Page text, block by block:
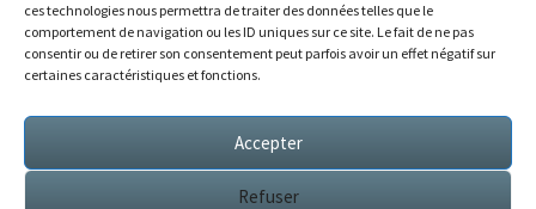
ces technologies nous permettra de traiter des données telles que le
comportement de navigation ou les ID uniques sur ce site. Le fait de ne pas
consentir ou de retirer son consentement peut parfois avoir un effet négatif sur
certaines caractéristiques et fonctions.
Accepter
Refuser
|Témoignages| Annuaire de liens|
Sitemap XML